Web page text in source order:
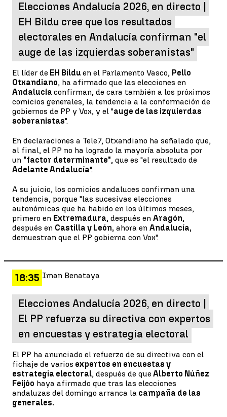
Elecciones Andalucía 2026, en directo |
EH Bildu cree que los resultados
electorales en Andalucía confirman "el
auge de las izquierdas soberanistas"
El líder de EH Bildu en el Parlamento Vasco, Pello
Otxandiano, ha afirmado que las elecciones en
Andalucía confirman, de cara también a los próximos
comicios generales, la tendencia a la conformación de
gobiernos de PP y Vox, y el "auge de las izquierdas
soberanistas".
En declaraciones a Tele7, Otxandiano ha señalado que,
al final, el PP no ha logrado la mayoría absoluta por
un "factor determinante", que es "el resultado de
Adelante Andalucía".
A su juicio, los comicios andaluces confirman una
tendencia, porque "las sucesivas elecciones
autonómicas que ha habido en los últimos meses,
primero en Extremadura, después en Aragón,
después en Castilla y León, ahora en Andalucía,
demuestran que el PP gobierna con Vox".
18:35 Iman Benataya
Elecciones Andalucía 2026, en directo |
El PP refuerza su directiva con expertos
en encuestas y estrategia electoral
El PP ha anunciado el refuerzo de su directiva con el
fichaje de varios expertos en encuestas y
estrategia electoral, después de que Alberto Núñez
Feijóo haya afirmado que tras las elecciones
andaluzas del domingo arranca la campaña de las
generales.